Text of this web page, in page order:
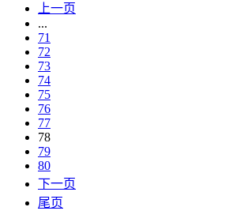
上一页
...
71
72
73
74
75
76
77
78
79
80
下一页
尾页